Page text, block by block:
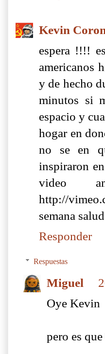
Kevin
espera !!!!
americanos
y de hecho
minutos si
espacio y
hogar en
no se en
inspiraron
video
http://
semana
Responder
Respuestas
Miguel
Oye Kevin
pero es